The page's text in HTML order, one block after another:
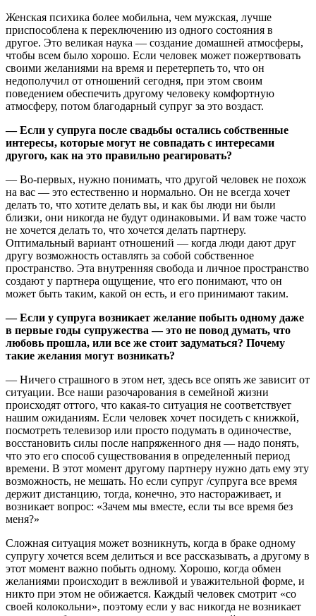
Женская психика более мобильна, чем мужская, лучше
приспособлена к переключению из одного состояния в
другое. Это великая наука — создание домашней атмосферы,
чтобы всем было хорошо. Если человек может пожертвовать
своими желаниями на время и перетерпеть то, что он
недополучил от отношений сегодня, при этом своим
поведением обеспечить другому человеку комфортную
атмосферу, потом благодарный супруг за это воздаст.
— Если у супруга после свадьбы остались собственные
интересы, которые могут не совпадать с интересами
другого, как на это правильно реагировать?
— Во-первых, нужно понимать, что другой человек не похож
на вас — это естественно и нормально. Он не всегда хочет
делать то, что хотите делать вы, и как бы люди ни были
близки, они никогда не будут одинаковыми. И вам тоже часто
не хочется делать то, что хочется делать партнеру.
Оптимальный вариант отношений — когда люди дают друг
другу возможность оставлять за собой собственное
пространство. Эта внутренняя свобода и личное пространство
создают у партнера ощущение, что его понимают, что он
может быть таким, какой он есть, и его принимают таким.
— Если у супруга возникает желание побыть одному даже
в первые годы супружества — это не повод думать, что
любовь прошла, или все же стоит задуматься? Почему
такие желания могут возникать?
— Ничего страшного в этом нет, здесь все опять же зависит от
ситуации. Все наши разочарования в семейной жизни
происходят оттого, что какая-то ситуация не соответствует
нашим ожиданиям. Если человек хочет посидеть с книжкой,
посмотреть телевизор или просто подумать в одиночестве,
восстановить силы после напряженного дня — надо понять,
что это его способ существования в определенный период
времени. В этот момент другому партнеру нужно дать ему эту
возможность, не мешать. Но если супруг /супруга все время
держит дистанцию, тогда, конечно, это настораживает, и
возникает вопрос: «Зачем мы вместе, если ты все время без
меня?»
Сложная ситуация может возникнуть, когда в браке одному
супругу хочется всем делиться и все рассказывать, а другому в
этот момент важно побыть одному. Хорошо, когда обмен
желаниями происходит в вежливой и уважительной форме, и
никто при этом не обижается. Каждый человек смотрит «со
своей колокольни», поэтому если у вас никогда не возникает